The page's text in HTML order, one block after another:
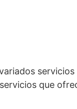
que